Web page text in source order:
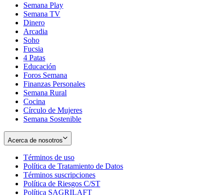
Semana Play
Semana TV
Dinero
Arcadia
Soho
in
new
window
Fucsia
in
new
window
4 Patas
Educación
Foros Semana
Finanzas Personales
Semana Rural
Cocina
Círculo de Mujeres
Semana Sostenible
Acerca de nosotros
Términos de uso
in
new
window
Política de Tratamiento de Datos
Términos suscripciones
in
Política de Riesgos C/ST
Política SAGRILAFT